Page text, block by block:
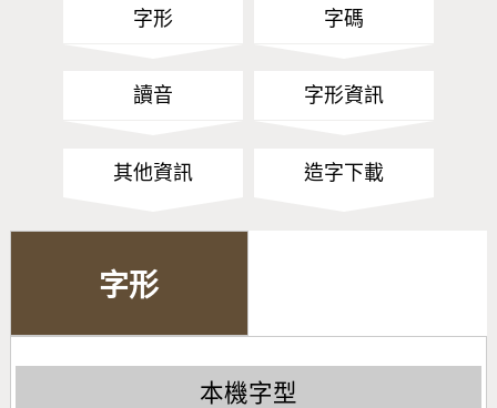
字形 字碼
讀音 字形資訊
其他資訊 造字下載
字形
本機字型